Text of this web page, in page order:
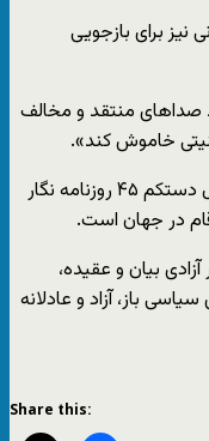
نیز برای بازجویی
صداهای منتقد و مخالف
خاموش کند».
گزارش‌ها حاکی است که تا اردیبهشت امسال دستکم ۴۵ روزنامه نگار
در جهان است.
بیان و عقیده،
باز، آزاد و عادلانه
Share this: